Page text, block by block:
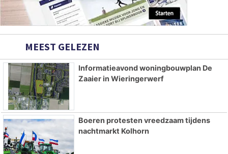
MEEST GELEZEN
Informatieavond woningbouwplan De
Zaaier in Wieringerwerf
Boeren protesten vreedzaam tijdens
nachtmarkt Kolhorn